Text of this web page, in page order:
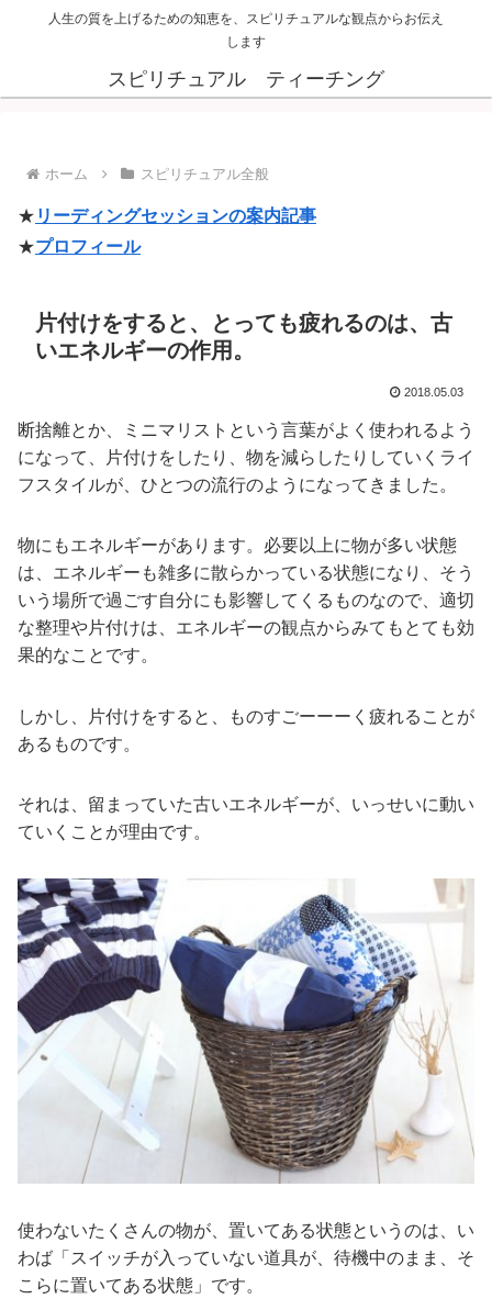
人生の質を上げるための知恵を、スピリチュアルな観点からお伝え
します
スピリチュアル ティーチング
ホーム スピリチュアル全般
★ リーディングセッションの案内記事
★プロフィール
片付けをすると、とっても疲れるのは、古
いエネルギーの作用。
2018.05.03
断捨離とか、ミニマリストという言葉がよく使われるよう
になって、片付けをしたり、物を減らしたりしていくライ
フスタイルが、ひとつの流行のようになってきました。
物にもエネルギーがあります。必要以上に物が多い状態
は、エネルギーも雑多に散らかっている状態になり、そう
いう場所で過ごす自分にも影響してくるものなので、適切
な整理や片付けは、エネルギーの観点からみてもとても効
果的なことです。
しかし、片付けをすると、ものすごーーーく疲れることが
あるものです。
それは、留まっていた古いエネルギーが、いっせいに動い
ていくことが理由です。
使わないたくさんの物が、置いてある状態というのは、い
わば「スイッチが入っていない道具が、待機中のまま、そ
こらに置いてある状態」です。